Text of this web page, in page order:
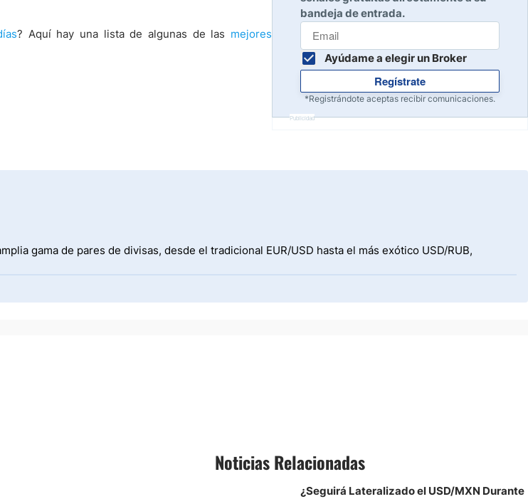
? Aquí hay una lista de algunas de las mejores
bandeja de entrada.
Ayúdame a elegir un Broker
Regístrate
*Registrándote aceptas recibir comunicaciones.
Publicidad
gama de pares de divisas, desde el tradicional EUR/USD hasta el más exótico USD/RUB,
Noticias Relacionadas
¿Seguirá Lateralizado el USD/MXN Durante